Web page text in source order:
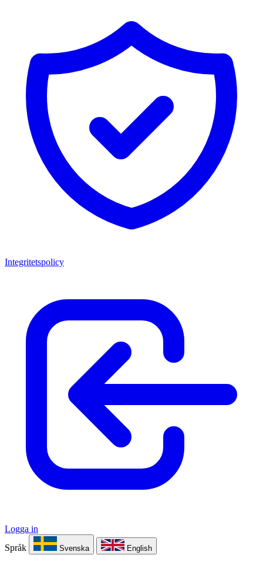
Integritetspolicy
Logga in
Språk
Svenska English